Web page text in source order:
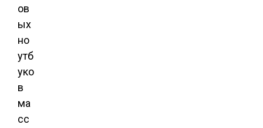
ов
ых
но
утб
уко
в
ма
сс